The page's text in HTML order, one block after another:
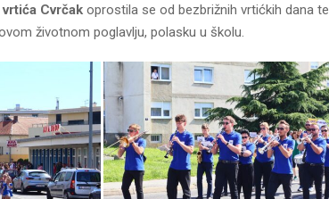
Cvrčak oprostila se od bezbrižnih vrtićkih dana te
životnom poglavlju, polasku u školu.